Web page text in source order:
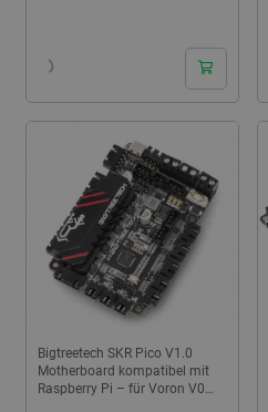
Bigtreetech SKR Pico V1.0
Motherboard kompatibel mit
Raspberry Pi – für Voron V0